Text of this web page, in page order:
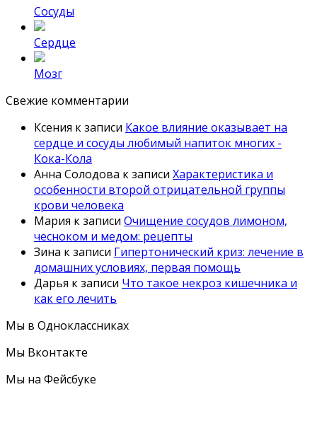
Сосуды
Сердце
Мозг
Свежие комментарии
Ксения к записи Какое влияние оказывает на
сердце и сосуды любимый напиток многих -
Кока-Кола
Анна Солодова к записи Характеристика и
особенности второй отрицательной группы
крови человека
Мария к записи Очищение сосудов лимоном,
чесноком и медом: рецепты
Зина к записи Гипертонический криз: лечение в
домашних условиях, первая помощь
Дарья к записи Что такое некроз кишечника и
как его лечить
Мы в Одноклассниках
Мы Вконтакте
Мы на Фейсбуке